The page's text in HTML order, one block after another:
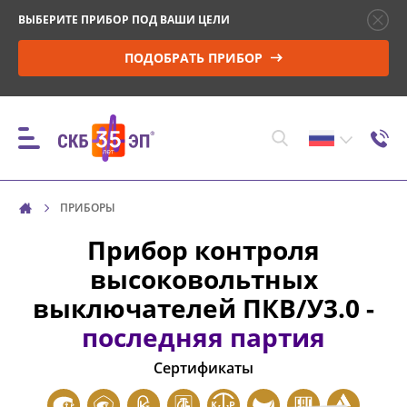
ВЫБЕРИТЕ ПРИБОР ПОД ВАШИ ЦЕЛИ
ПОДОБРАТЬ ПРИБОР
ПРИБОРЫ
КОНТРОЛЬ ПАРАМЕТРОВ И МОНИТОРИНГ
ВЫСОКОВОЛЬТНЫХ ВЫКЛЮЧАТЕЛЕЙ (ВВ)
УПРАВЛЕНИЕ ПРИВОДОМ ВВ И ПРОВЕРКА
МИНИМАЛЬНОГО НАПРЯЖЕНИЯ
СРАБАТЫВАНИЯ
ПРИБОРЫ
Прибор контроля
высоковольтных
выключателей ПКВ/У3.0 -
последняя партия
Сертификаты